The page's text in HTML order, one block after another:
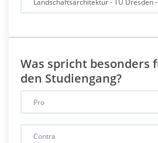
Was spricht besonders
den Studiengang?